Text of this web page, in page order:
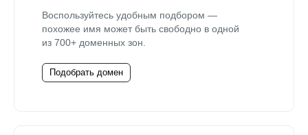
Воспользуйтесь удобным подбором —
похожее имя может быть свободно в одной
из 700+ доменных зон.
Подобрать домен